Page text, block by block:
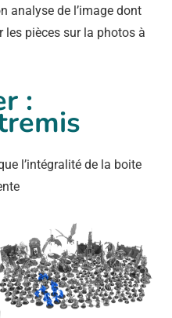
analyse de l’image dont
les pièces sur la photos à
:
l’intégralité de la boite